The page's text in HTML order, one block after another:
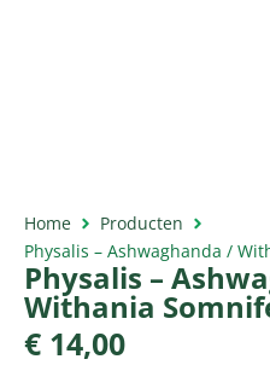
Home
Producten
Physalis – Ashwaghanda /
Physalis –
Withania
€ 14,00